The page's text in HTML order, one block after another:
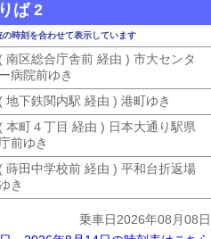
ば 2
時刻を合わせて表示しています
( 南区総合庁舎前 経由 ) 市大センタ
ー病院前ゆき
( 地下鉄関内駅 経由 ) 港町ゆき
( 本町４丁目 経由 ) 日本大通り駅県
庁前ゆき
( 蒔田中学校前 経由 ) 平和台折返場
ゆき
乗車日2026年08月08日